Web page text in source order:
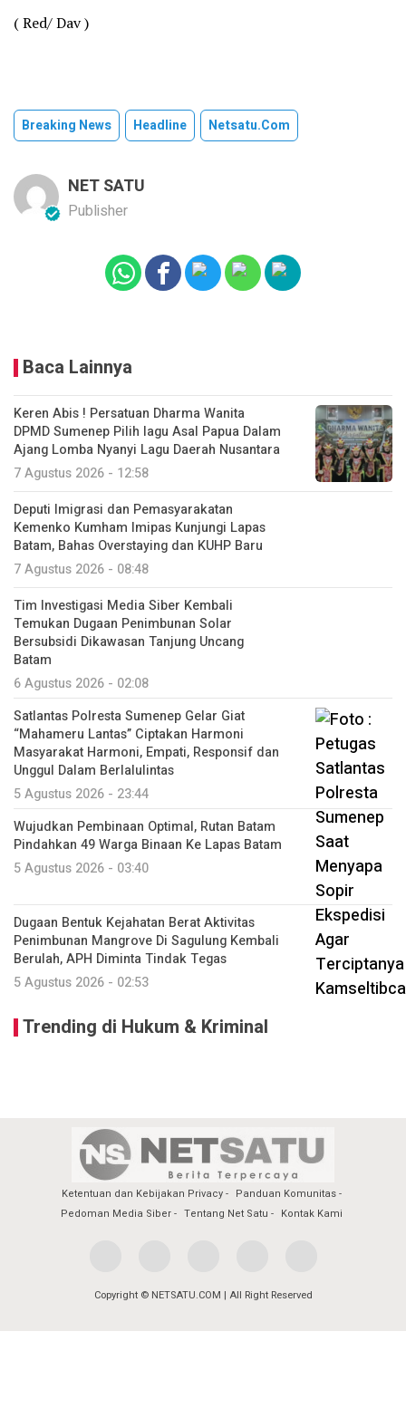
( Red/ Dav )
Breaking News Headline Netsatu.com
NET SATU
Publisher
Baca Lainnya
Keren Abis ! Persatuan Dharma Wanita
DPMD Sumenep Pilih lagu Asal Papua Dalam
Ajang Lomba Nyanyi Lagu Daerah Nusantara
7 Agustus 2026 - 12:58
Deputi Imigrasi dan Pemasyarakatan
Kemenko Kumham Imipas Kunjungi Lapas
Batam, Bahas Overstaying dan KUHP Baru
7 Agustus 2026 - 08:48
Tim Investigasi Media Siber Kembali
Temukan Dugaan Penimbunan Solar
Bersubsidi Dikawasan Tanjung Uncang
Batam
6 Agustus 2026 - 02:08
Satlantas Polresta Sumenep Gelar Giat
“Mahameru Lantas” Ciptakan Harmoni
Masyarakat Harmoni, Empati, Responsif dan
Unggul Dalam Berlalulintas
5 Agustus 2026 - 23:44
Wujudkan Pembinaan Optimal, Rutan Batam
Pindahkan 49 Warga Binaan Ke Lapas Batam
5 Agustus 2026 - 03:40
Dugaan Bentuk Kejahatan Berat Aktivitas
Penimbunan Mangrove Di Sagulung Kembali
Berulah, APH Diminta Tindak Tegas
5 Agustus 2026 - 02:53
Trending di Hukum & Kriminal
Ketentuan dan Kebijakan Privacy
Panduan Komunitas
Pedoman Media Siber
Tentang Net Satu Kontak Kami
Copyright © NETSATU.COM | All Right Reserved